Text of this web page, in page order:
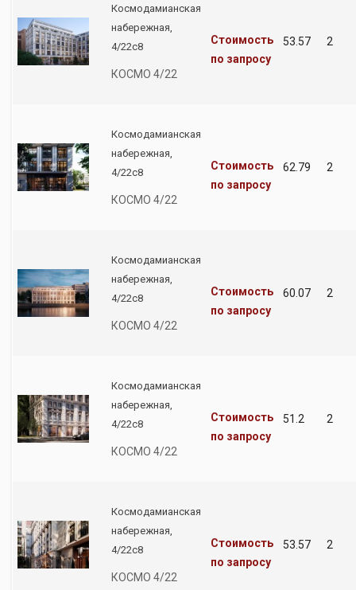
Космодамианская
набережная,
4/22с8
КОСМО 4/22
Стоимость
по запросу
53.57 2
Космодамианская
набережная,
4/22с8
КОСМО 4/22
Стоимость
по запросу
62.79 2
Космодамианская
набережная,
4/22с8
КОСМО 4/22
Стоимость
по запросу
60.07 2
Космодамианская
набережная,
4/22с8
КОСМО 4/22
Стоимость
по запросу
51.2 2
Космодамианская
набережная,
4/22с8
КОСМО 4/22
Стоимость
по запросу
53.57 2